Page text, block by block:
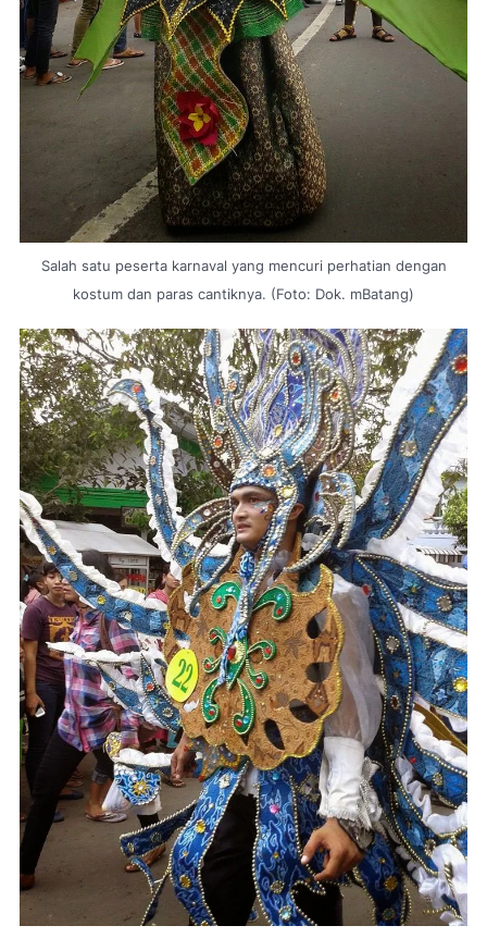
Salah satu peserta karnaval yang mencuri perhatian dengan
kostum dan paras cantiknya. (Foto: Dok. mBatang)